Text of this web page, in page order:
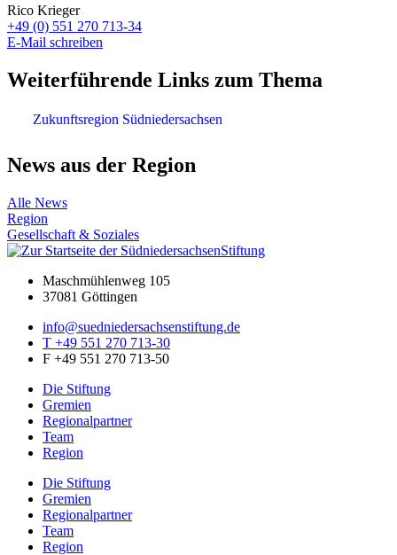
Rico Krieger
+49 (0) 551 270 713-34
E-Mail schreiben
Weiterführende Links zum Thema
Zukunftsregion Südniedersachsen
News aus der Region
Alle News
Region
Gesellschaft & Soziales
Maschmühlenweg 105
37081 Göttingen
info@suedniedersachsenstiftung.de
T +49 551 270 713-30
F +49 551 270 713-50
Die Stiftung
Gremien
Regionalpartner
Team
Region
Die Stiftung
Gremien
Regionalpartner
Team
Region